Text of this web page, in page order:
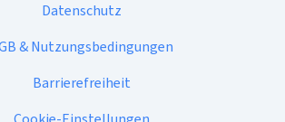
Datenschutz
& Nutzungsbedingungen
Barrierefreiheit